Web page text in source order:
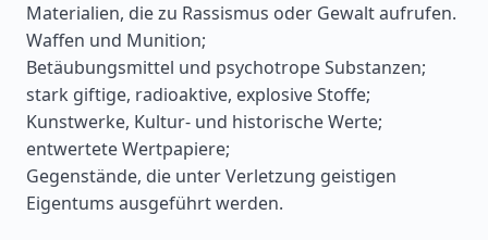
Materialien, die zu Rassismus oder Gewalt aufrufen.
Waffen und Munition;
Betäubungsmittel und psychotrope Substanzen;
stark giftige, radioaktive, explosive Stoffe;
Kunstwerke, Kultur- und historische Werte;
entwertete Wertpapiere;
Gegenstände, die unter Verletzung geistigen
Eigentums ausgeführt werden.